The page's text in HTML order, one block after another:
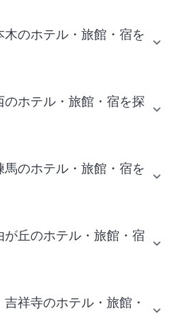
のホテル・旅館・宿を
のホテル・旅館・宿を探
のホテル・旅館・宿を
丘のホテル・旅館・宿
祥寺のホテル・旅館・